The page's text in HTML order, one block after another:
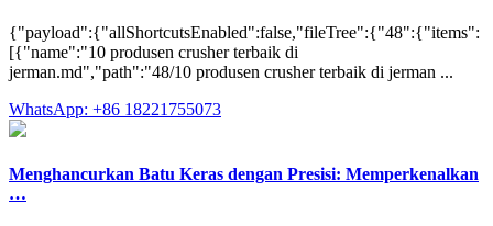
{"payload":{"allShortcutsEnabled":false,"fileTree":{"48":{"items":
[{"name":"10 produsen crusher terbaik di
jerman.md","path":"48/10 produsen crusher terbaik di jerman ...
WhatsApp: +86 18221755073
Menghancurkan Batu Keras dengan Presisi: Memperkenalkan
…